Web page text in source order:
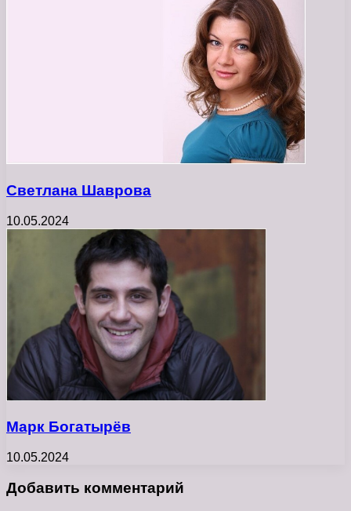
Светлана Шаврова
10.05.2024
Марк Богатырёв
10.05.2024
Добавить комментарий